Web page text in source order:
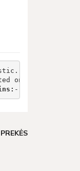
The set
the card
- 7 bees-